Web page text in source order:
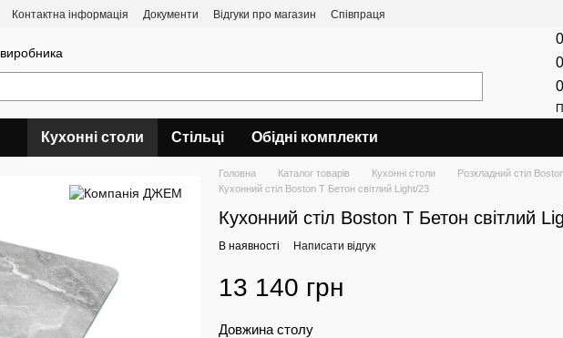
Контактна інформація Документи Відгуки про магазин Співпраця
виробника
Кухонні столи Стільці Обідні комплекти
Головна Каталог товарів Кухонні столи
Розкладний стіл
Кухонний стіл Boston T Бетон світлий Light/23
Кухонний стіл Boston T Бетон світлий
В наявності Написати відгук
13 140 грн
Довжина столу